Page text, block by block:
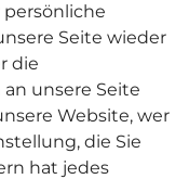
persönliche
Seite wieder
die
unsere Seite
Website, wer
die Sie
hat jedes